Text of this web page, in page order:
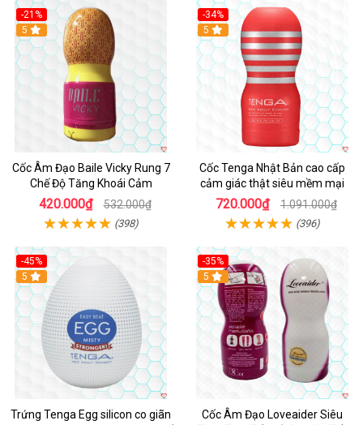
-21%
5
Cốc Âm Đạo Baile Vicky Rung 7
Chế Độ Tăng Khoái Cảm
420.000₫ 532.000₫
(398)
-34%
5
Cốc Tenga Nhật Bản cao cấp
cảm giác thật siêu mềm mại
720.000₫ 1.091.000₫
(396)
-45%
Hot
5
Trứng Tenga Egg silicon co giãn
-35%
5
Cốc Âm Đạo Loveaider Siêu